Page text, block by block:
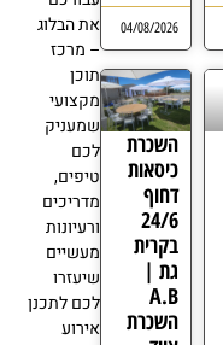
04/08/2026
השכרת
כיסאות
דחוף
24/6
בקרית
גת |
A.B
השכרת
את הבלוג
– מרכז
תוכן
מקצועי
שמעניק
לכם
טיפים,
מדריכים
ורעיונות
מעשיים
שיעזרו
לכם לתכנן
אירוע